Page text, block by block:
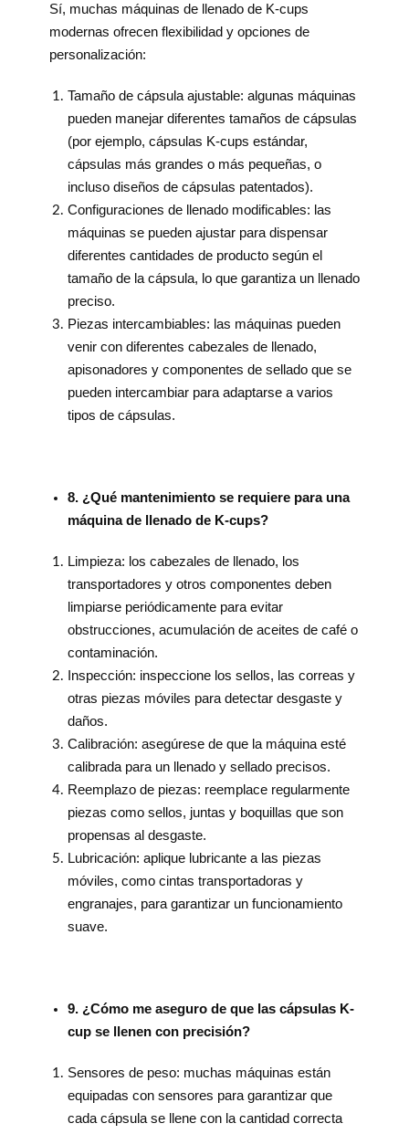
Sí, muchas máquinas de llenado de K-cups
modernas ofrecen flexibilidad y opciones de
personalización:
Tamaño de cápsula ajustable: algunas máquinas
pueden manejar diferentes tamaños de cápsulas
(por ejemplo, cápsulas K-cups estándar,
cápsulas más grandes o más pequeñas, o
incluso diseños de cápsulas patentados).
Configuraciones de llenado modificables: las
máquinas se pueden ajustar para dispensar
diferentes cantidades de producto según el
tamaño de la cápsula, lo que garantiza un llenado
preciso.
Piezas intercambiables: las máquinas pueden
venir con diferentes cabezales de llenado,
apisonadores y componentes de sellado que se
pueden intercambiar para adaptarse a varios
tipos de cápsulas.
8. ¿Qué mantenimiento se requiere para una
máquina de llenado de K-cups?
Limpieza: los cabezales de llenado, los
transportadores y otros componentes deben
limpiarse periódicamente para evitar
obstrucciones, acumulación de aceites de café o
contaminación.
Inspección: inspeccione los sellos, las correas y
otras piezas móviles para detectar desgaste y
daños.
Calibración: asegúrese de que la máquina esté
calibrada para un llenado y sellado precisos.
Reemplazo de piezas: reemplace regularmente
piezas como sellos, juntas y boquillas que son
propensas al desgaste.
Lubricación: aplique lubricante a las piezas
móviles, como cintas transportadoras y
engranajes, para garantizar un funcionamiento
suave.
9. ¿Cómo me aseguro de que las cápsulas K-
cup se llenen con precisión?
Sensores de peso: muchas máquinas están
equipadas con sensores para garantizar que
cada cápsula se llene con la cantidad correcta